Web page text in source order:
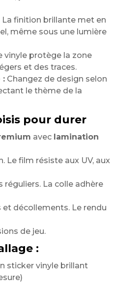
La finition brillante met en
même sous une lumière
vinyle protège la zone
et des traces.
: Changez de design selon
le thème de la
pour durer
avec lamination
Le film résiste aux UV, aux
La colle adhère
décollements. Le rendu
de jeu.
:
sticker vinyle brillant